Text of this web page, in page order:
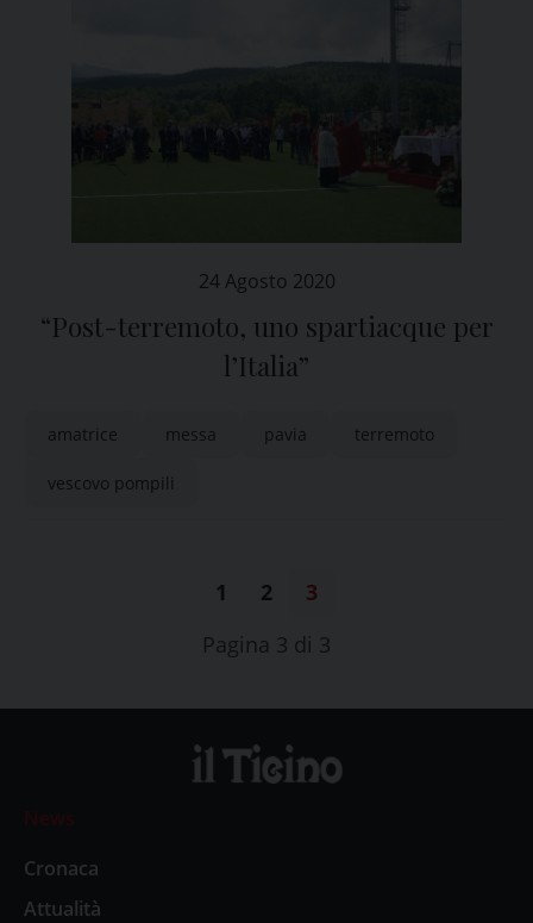
24 Agosto 2020
“Post-terremoto, uno spartiacque per
l’Italia”
amatrice messa pavia terremoto
vescovo pompili
1 2
3
Pagina 3 di 3
News
Cronaca
Attualità